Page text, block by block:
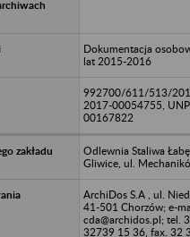
Dokumentacja
lat 2015-2016
992700/611/513/
2017-00054755,
00167822
Odlewnia Staliwa
Gliwice, ul.
ArchiDos S.A , ul.
41-501 Chorzów; e-
cda@archidos.pl; tel.
32739 15 36, fax. 32